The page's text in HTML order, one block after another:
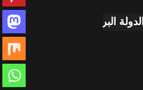
لزيارة العراق رئيس